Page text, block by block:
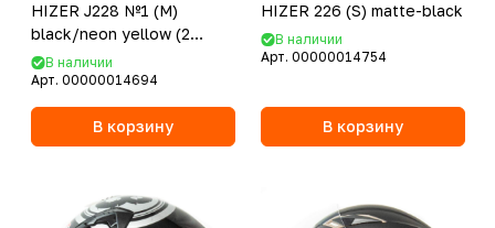
HIZER J228 №1 (M)
black/neon yellow (2
визора)
В наличии
Арт. 00000014694
В корзину
HIZER 226 (S) matte-black
В наличии
Арт. 00000014754
В корзину